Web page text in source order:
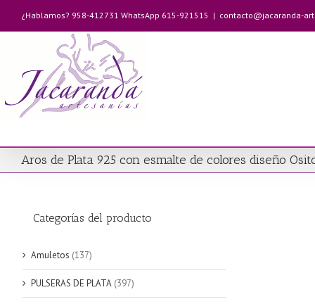
contenido
¿Hablamos? 958-412731 WhatsApp 615-921515 | contacto@jacaranda-
Aros de Plata 925 con esmalte de colores diseño
Categorías del producto
Amuletos (137)
PULSERAS DE PLATA (397)